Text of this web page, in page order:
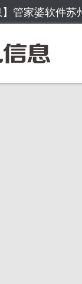
管家婆软件苏